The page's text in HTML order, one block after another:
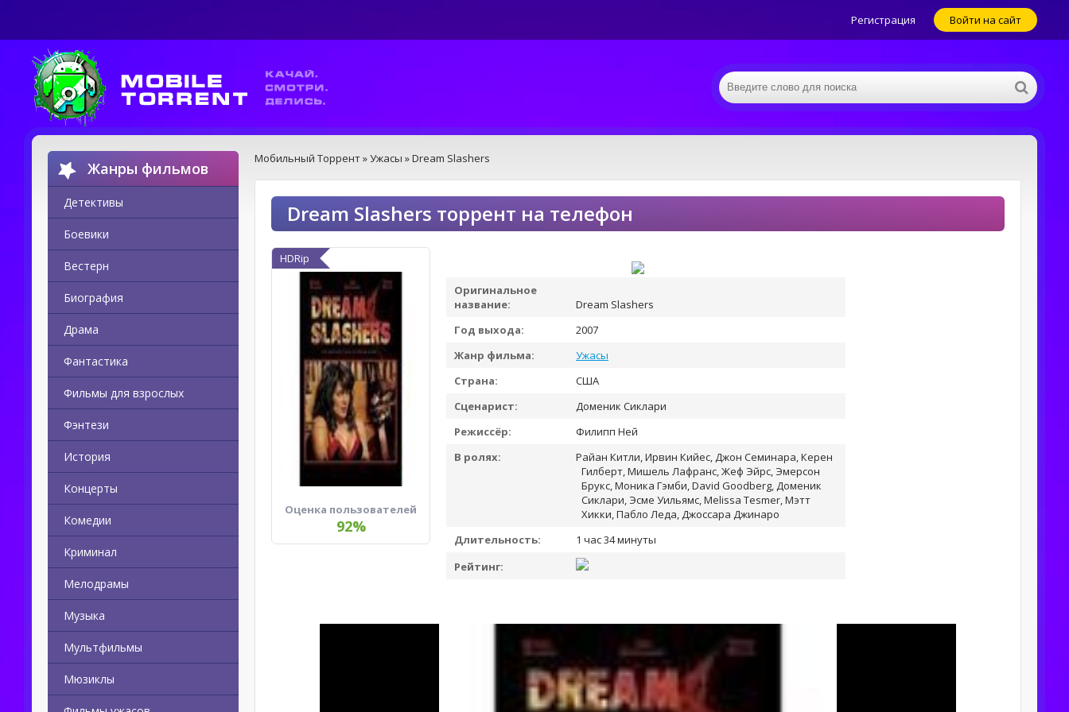
Регистрация Войти на сайт
Жанры фильмов
Детективы
Боевики
Вестерн
Биография
Драма
Фантастика
Фильмы для взрослых
Фэнтези
История
Концерты
Комедии
Криминал
Мелодрамы
Музыка
Мультфильмы
Мюзиклы
Мобильный Торрент»Ужасы » Dream Slashers
Dream Slashers торрент на телефон
HDRip
Оценка пользователей
92%
Оригинальное
название:
Dream Slashers
Год выхода:
2007
Жанр фильма:
Ужасы
Страна:
США
Сценарист:
Доменик Сиклари
Режиссёр:
Филипп Ней
В ролях:
Райан Китли, Ирвин Кийес, Джон Семинара, Керен
Гилберт, Мишель Лафранс, Жеф Эйрс, Эмерсон
Брукс, Моника Гэмби, David Goodberg, Доменик
Сиклари, Эсме Уильямс, Melissa Tesmer, Мэтт
Хикки, Пабло Леда, Джоссара Джинаро
Длительность:
1 час 34 минуты
Рейтинг: